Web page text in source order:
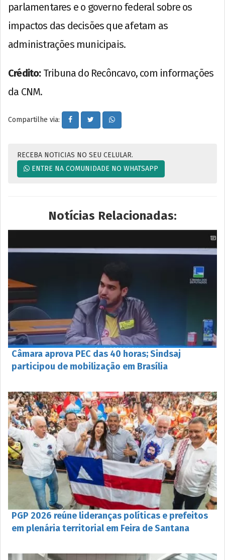
parlamentares e o governo federal sobre os
impactos das decisões que afetam as
administrações municipais.
Crédito:Tribuna do Recôncavo, com informações
da CNM.
Compartilhe via:
RECEBA NOTICIAS NO SEU CELULAR.
ENTRE NA COMUNIDADE NO WHATSAPP
Notícias Relacionadas:
Câmara aprova PEC das 40 horas; Sindsaj
participou de mobilização em Brasília
PGP 2026 reúne lideranças políticas e prefeitos
em plenária territorial em Feira de Santana